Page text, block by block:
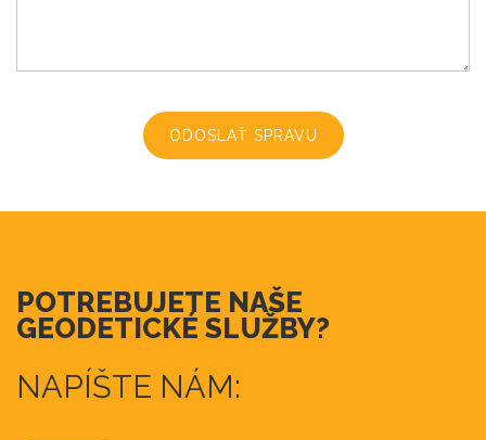
ODOSLAŤ SPRÁVU
POTREBUJETE NAŠE
GEODETICKÉ SLUŽBY?
NAPÍŠTE NÁM: